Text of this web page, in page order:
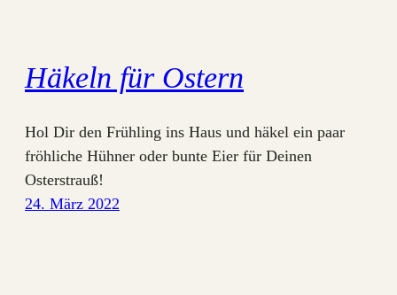
Häkeln für Ostern
Hol Dir den Frühling ins Haus und häkel ein paar
fröhliche Hühner oder bunte Eier für Deinen
Osterstrauß!
24. März 2022